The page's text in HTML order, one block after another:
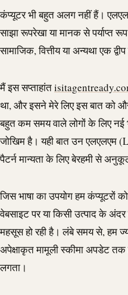
कंप्यूटर भी बहुत अलग नहीं हैं।
साझा रूपरेखा या मानक से पर्याप्त
सामाजिक, वित्तीय या अन्यथा एक
मैं इस सप्ताहांत
था, और इसने मेरे लिए इस बात को और
बहुत कम समय वाले लोगों के लिए नई
जोखिम है। यही बात उन एलएलएम
पैटर्न मान्यता के लिए बेरहमी से
जिस भाषा का उपयोग हम कंप्यूटरों
वेबसाइट पर या किसी उत्पाद के
महसूस हो रही है। लंबे समय से, हम
अपेक्षाकृत मामूली स्कीमा अपडेट तक
लगता।